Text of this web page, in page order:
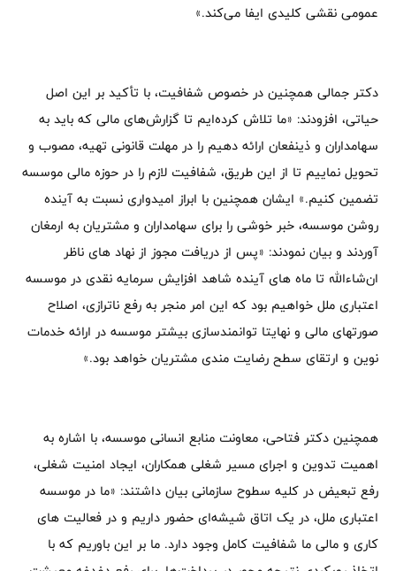
عمومی نقشی کلیدی ایفا می‌کند.»
دکتر جمالی همچنین در خصوص شفافیت، با تأکید بر این اصل
حیاتی، افزودند: «ما تلاش کرده‌ایم تا گزارش‌های مالی که باید به
سهامداران و ذینفعان ارائه دهیم را در مهلت قانونی تهیه، مصوب و
تحویل نماییم تا از این طریق، شفافیت لازم را در حوزه مالی موسسه
تضمین کنیم.» ایشان همچنین با ابراز امیدواری نسبت به آینده
روشن موسسه، خبر خوشی را برای سهامداران و مشتریان به ارمغان
آوردند و بیان نمودند: «پس از دریافت مجوز از نهاد های ناظر
ان‌شاءالله تا ماه های آینده شاهد افزایش سرمایه نقدی در موسسه
اعتباری ملل خواهیم بود که این امر منجر به رفع ناترازی، اصلاح
صورتهای مالی و نهایتا توانمندسازی بیشتر موسسه در ارائه خدمات
نوین و ارتقای سطح رضایت مندی مشتریان خواهد بود.»
همچنین دکتر فتاحی، معاونت منابع انسانی موسسه، با اشاره به
اهمیت تدوین و اجرای مسیر شغلی همکاران، ایجاد امنیت شغلی،
رفع تبعیض در کلیه سطوح سازمانی بیان داشتند: «ما در موسسه
اعتباری ملل، در یک اتاق شیشه‌ای حضور داریم و در فعالیت های
کاری و مالی ما شفافیت کامل وجود دارد. ما بر این باوریم که با